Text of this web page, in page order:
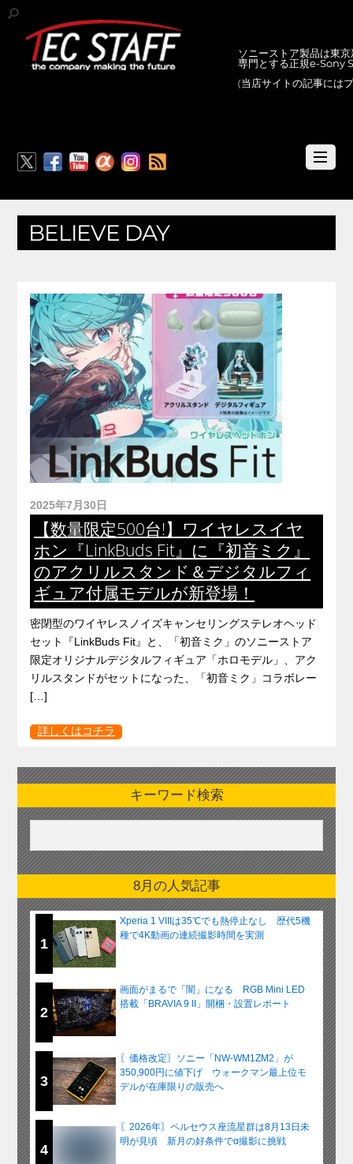
ソニーストア製品は東
専門とする正規e-Sony
(当店サイトの記事には
BELIEVE DAY
2025年7月30日
【数量限定500台!】ワイヤレスイヤ
ホン『LinkBuds Fit』に『初音ミク』
のアクリルスタンド＆デジタルフィ
ギュア付属モデルが新登場！
密閉型のワイヤレスノイズキャンセリングステレオヘッド
セット『LinkBuds Fit』と、「初音ミク」のソニーストア
限定オリジナルデジタルフィギュア「ホロモデル」、アク
リルスタンドがセットになった、「初音ミク」コラボレー
[…]
詳しくはコチラ
キーワード検索
8月の人気記事
1
Xperia 1 VIIIは35℃でも熱停止なし 歴代5機
種で4K動画の連続撮影時間を実測
2
画面がまるで「闇」になる RGB Mini LED
搭載「BRAVIA 9 II」開梱・設置レポート
3
〖価格改定〗ソニー「NW-WM1ZM2」が
350,900円に値下げ ウォークマン最上位モ
デルが在庫限りの販売へ
4
〖2026年〗ペルセウス座流星群は8月13日未
明が見頃 新月の好条件でα撮影に挑戦